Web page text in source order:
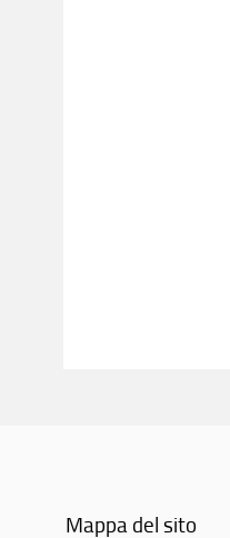
Mappa del sito